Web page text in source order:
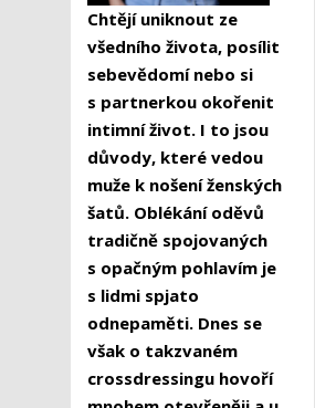
Chtějí uniknout ze
všedního života, posílit
sebevědomí nebo si
s partnerkou okořenit
intimní život. I to jsou
důvody, které vedou
muže k nošení ženských
šatů. Oblékání oděvů
tradičně spojovaných
s opačným pohlavím je
s lidmi spjato
odnepaměti. Dnes se
však o takzvaném
crossdressingu hovoří